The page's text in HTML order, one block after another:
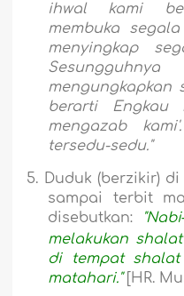
ihwal kami
membuka
menyingkap
mengungkapkan
berarti Engkau
mengazab
tersedu-sedu."
5. Duduk (berzikir)
sampai terbit
disebutkan:
melakukan
di tempat
matahari."[HR.